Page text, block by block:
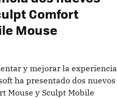
Comfort
Mouse
y mejorar la experiencia
ha presentado dos nuevos
Mouse y Sculpt Mobile